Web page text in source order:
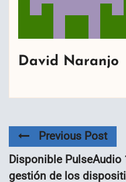
David Naranjo
Previous Post
Disponible
gestión de los